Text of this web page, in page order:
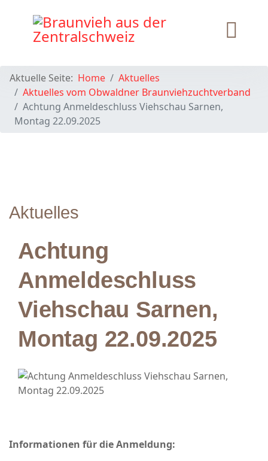
Aktuelle Seite: Home
Aktuelles
Aktuelles vom Obwaldner Braunviehzuchtverband
Achtung Anmeldeschluss Viehschau Sarnen,
Montag 22.09.2025
Aktuelles
Achtung
Anmeldeschluss
Viehschau Sarnen,
Montag 22.09.2025
Informationen für die Anmeldung: